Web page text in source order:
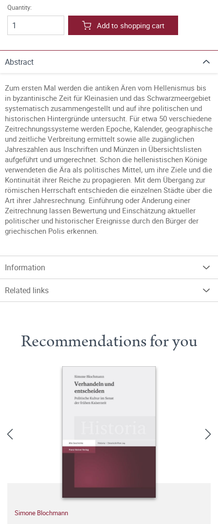
Quantity:
Add to shopping cart
Abstract
Zum ersten Mal werden die antiken Ären vom Hellenismus bis
in byzantinische Zeit für Kleinasien und das Schwarzmeergebiet
systematisch zusammengestellt und auf ihre politischen und
historischen Hintergründe untersucht. Für etwa 50 verschiedene
Zeitrechnungssysteme werden Epoche, Kalender, geographische
und zeitliche Verbreitung ermittelt sowie alle zugänglichen
Jahreszahlen aus Inschriften und Münzen in Übersichtslisten
aufgeführt und umgerechnet. Schon die hellenistischen Könige
verwendeten die Ära als politisches Mittel, um ihre Ziele und die
Kontinuität ihrer Reiche zu propagieren. Mit dem Übergang zur
römischen Herrschaft entschieden die einzelnen Städte über die
Art ihrer Jahresrechnung. Einführung oder Änderung einer
Zeitrechnung lassen Bewertung und Einschätzung aktueller
politischer und historischer Ereignisse durch den Bürger der
griechischen Polis erkennen.
Information
Related links
Recommendations for you
Simone Blochmann